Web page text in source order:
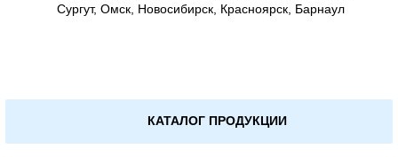
Сургут, Омск, Новосибирск, Красноярск, Барнаул
КАТАЛОГ ПРОДУКЦИИ